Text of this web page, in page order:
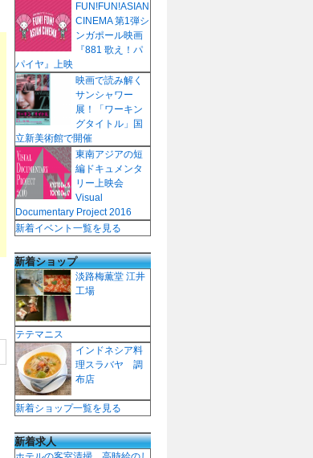
FUN!FUN!ASIAN
CINEMA 第1弾シ
ンガポール映画
『881 歌え！パ
パイヤ』上映
映画で読み解く
サンシャワー
展！「ワーキン
グタイトル」国
立新美術館で開催
東南アジアの短
編ドキュメンタ
リー上映会
Visual
Documentary Project 2016
新着イベント一覧を見る
新着ショップ
淡路梅薫堂 江井
工場
テテマニス
インドネシア料
理スラバヤ 調
布店
新着ショップ一覧を見る
新着求人